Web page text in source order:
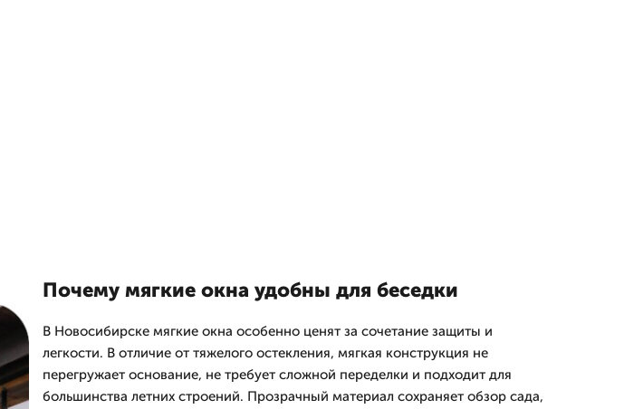
Почему мягкие окна удобны для беседки
В Новосибирске мягкие окна особенно ценят за сочетание защиты и
легкости. В отличие от тяжелого остекления, мягкая конструкция не
перегружает основание, не требует сложной переделки и подходит для
большинства летних строений. Прозрачный материал сохраняет обзор сада,